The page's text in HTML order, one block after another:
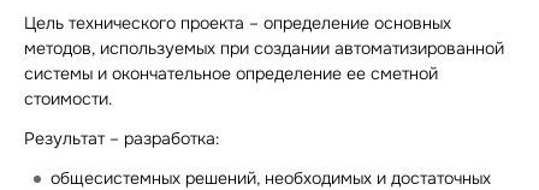
Цель технического проекта – определение основных
методов, используемых при создании автоматизированной
системы и окончательное определение ее сметной
стоимости.
Результат – разработка:
общесистемных решений, необходимых и достаточных